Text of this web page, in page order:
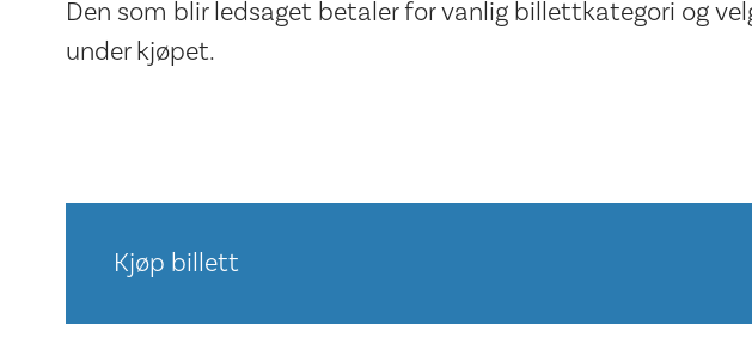
Den som blir ledsaget betaler for vanlig billettkategori og
under kjøpet.
Kjøp billett